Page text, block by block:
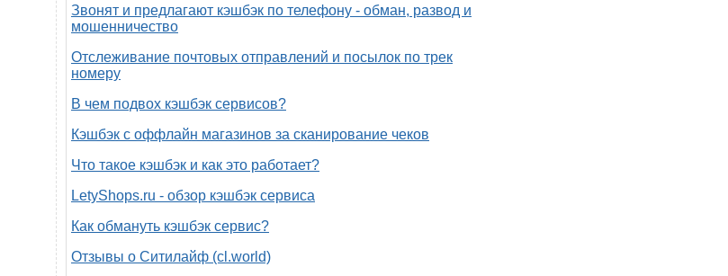
Звонят и предлагают кэшбэк по телефону - обман, развод и
мошенничество
Отслеживание почтовых отправлений и посылок по трек
номеру
В чем подвох кэшбэк сервисов?
Кэшбэк с оффлайн магазинов за сканирование чеков
Что такое кэшбэк и как это работает?
LetyShops.ru - обзор кэшбэк сервиса
Как обмануть кэшбэк сервис?
Отзывы о Ситилайф (cl.world)